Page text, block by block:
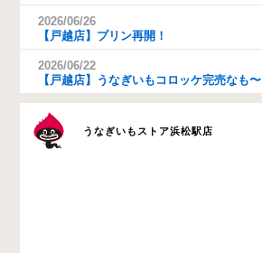
2026/06/26
【戸越店】プリン再開！
2026/06/22
【戸越店】うなぎいもコロッケ完売なも〜
うなぎいもストア浜松駅店